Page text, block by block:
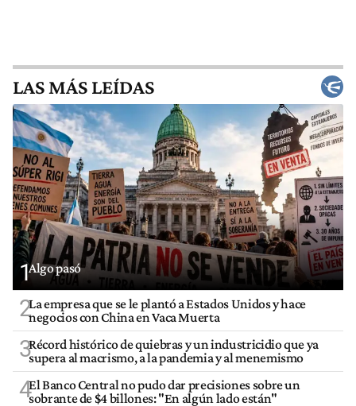
LAS MÁS LEÍDAS
1Algo pasó
2La empresa que se le plantó a Estados Unidos y hace
negocios con China en Vaca Muerta
3Récord histórico de quiebras y un industricidio que ya
supera al macrismo, a la pandemia y al menemismo
4El Banco Central no pudo dar precisiones sobre un
sobrante de $4 billones: "En algún lado están"